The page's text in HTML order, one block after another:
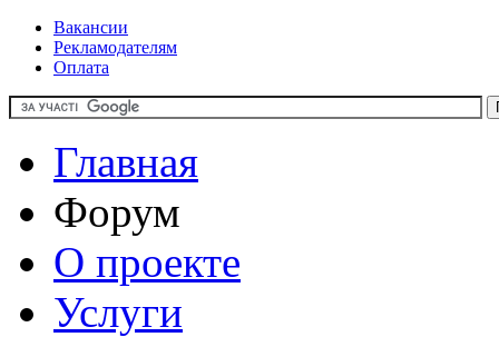
Вакансии
Рекламодателям
Оплата
Главная
Форум
О проекте
Услуги